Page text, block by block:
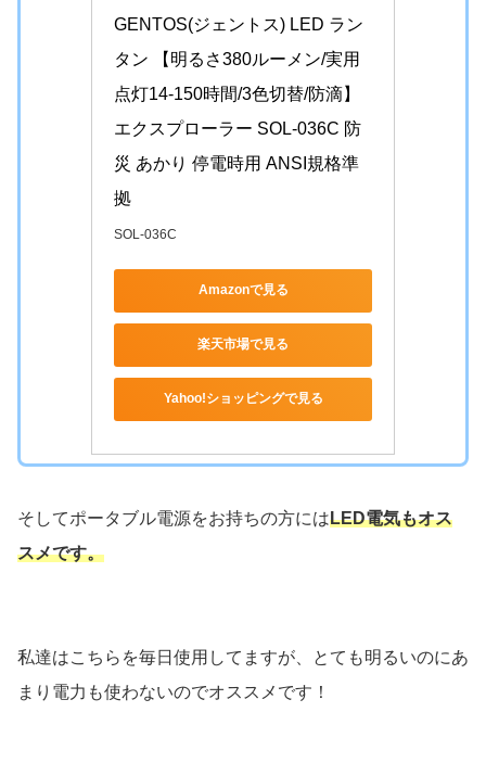
GENTOS(ジェントス) LED ラン
タン 【明るさ380ルーメン/実用
点灯14-150時間/3色切替/防滴】
エクスプローラー SOL-036C 防
災 あかり 停電時用 ANSI規格準
拠
SOL-036C
Amazonで見る
楽天市場で見る
Yahoo!ショッピングで見る
そしてポータブル電源をお持ちの方にはLED電気もオス
スメです。
私達はこちらを毎日使用してますが、とても明るいのにあ
まり電力も使わないのでオススメです！